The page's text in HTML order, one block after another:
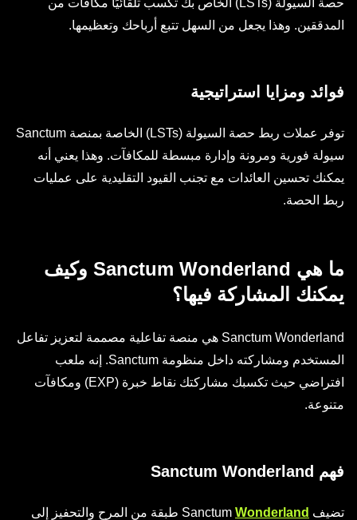
حصة السيولة (LSTs) الخاص بك تكسب تلقائيًا مكافآت من
المدققين. وهذا يجعل من السهل تتبع أرباحك وتعظيمها.
فوائد ومزايا استراتيجية
توفر عملات ربط حصة السيولة (LSTs) الخاصة بمنصة Sanctum
سيولة فورية ومرونة وإدارة مبسطة للمكافآت. وهذا يعني أنه
يمكنك تحسين العائدات مع تجنب القيود التقليدية على عمليات
ربط الحصة.
ما هي Sanctum Wonderland وكيف
يمكنك المشاركة فيها؟
Sanctum Wonderland هي منصة تفاعلية مصممة لتعزيز تفاعل
المستخدم ومشاركته داخل منظومة Sanctum. إنه ملعب
افتراضي حيث تكسبك مشاركتك نقاط خبرة (EXP) ومكافآت
متنوعة.
فهم Sanctum Wonderland
تضيف Sanctum Wonderland
طبقة من المرح والتحفيز إلى